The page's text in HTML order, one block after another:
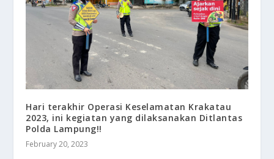
Hari terakhir Operasi Keselamatan Krakatau
2023, ini kegiatan yang dilaksanakan Ditlantas
Polda Lampung!!
February 20, 2023